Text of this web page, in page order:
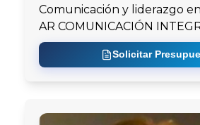
Comunicación y liderazgo
AR COMUNICACIÓN
Solicitar